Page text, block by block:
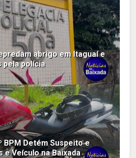
abrigo em Itaguaí e
pela polícia
BPM Detém Suspeito e
e Veículo na Baixada